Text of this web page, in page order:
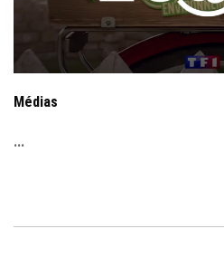
Médias
...